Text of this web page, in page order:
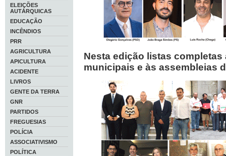
ELEIÇÕES
AUTÁRQUICAS
EDUCAÇÃO
INCÊNDIOS
PRR
AGRICULTURA
APICULTURA
ACIDENTE
LIVROS
GENTE DA TERRA
GNR
PARTIDOS
FREGUESIAS
POLÍCIA
ASSOCIATIVISMO
POLÍTICA
Nesta edição listas completas
municipais e às assembleias